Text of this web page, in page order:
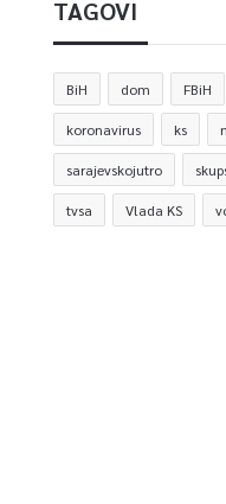
TAGOVI
BiH dom FBiH
koronavirus ks
sarajevskojutro
tvsa Vlada KS